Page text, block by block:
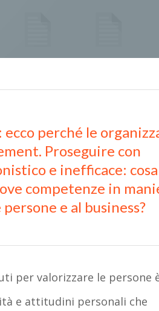
perché le
Proseguire con
e inefficace:
competenze in
e al business?
per valorizzare le persone
e attitudini personali che